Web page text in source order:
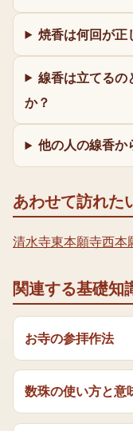
焼香は何回が正
線香は立てるの
か？
他の人の線香か
あわせて訪れた
清水寺東本願寺西本
関連する基礎知
お寺の参拝作法
数珠の使い方と意